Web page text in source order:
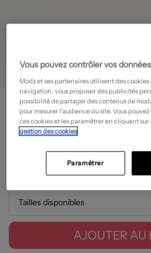
JACK & JONES
Short- Outlet
17,50€
Guide des tailles
Tailles disponibles
AJOUTER AU
Vous pouvez contrôler vos
Modz et ses partenaires utilisent des
navigation, vous proposer des publicités
possibilité de partager des contenus de
pour mesurer l’audience du site. Vous
ces cookies et les paramétrer en cliquant sur
gestion des cookies
Paramétrer